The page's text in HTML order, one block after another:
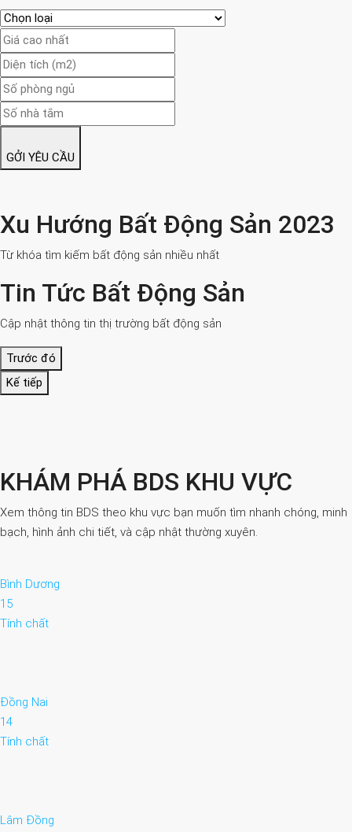
GỞI YÊU CẦU
Xu Hướng Bất Động Sản 2023
Từ khóa tìm kiếm bất động sản nhiều nhất
Tin Tức Bất Động Sản
Cập nhật thông tin thị trường bất động sản
Trước đó
Kế tiếp
KHÁM PHÁ BDS KHU VỰC
Xem thông tin BDS theo khu vực bạn muốn tìm nhanh chóng, minh
bạch, hình ảnh chi tiết, và cập nhật thường xuyên.
Bình Dương
15
Tính chất
Đồng Nai
14
Tính chất
Lâm Đồng